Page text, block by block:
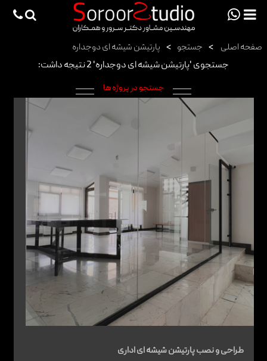
viewportchecker
×
ثبت سفارش طراحی آنلاین
درباره ما
تماس با ما
صفحه اصلی > جستجو > پارتیشن شیشه ای دوجداره
جستجوی 'پارتیشن شیشه ای دوجداره' 2 نتیجه داشت:
جستجو در پروژه ها
طراحی و نصب پارتیشن شیشه ای اداری